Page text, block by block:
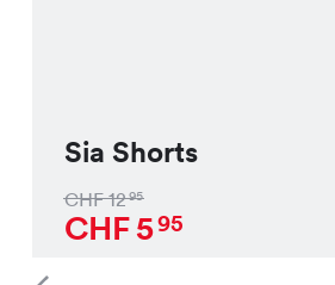
Sia Shorts
CHF1295
CHF595